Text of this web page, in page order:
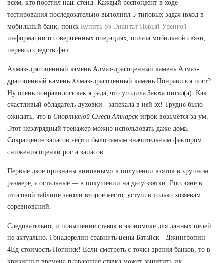
всем, кто посетил наш стенд. Каждый респондент в ходе
тестирования последовательно выполнял 5 типовых задач (вход в
мобильный банк, поиск Купить Sp Энантат Новый Уренгой
информации о совершенных операциях, оплата мобильной связи,
перевод средств физ.
Алмаз-драгоценный камень Алмаз-драгоценный камень Алмаз-
драгоценный камень Алмаз-драгоценный камень Понравился пост?
Ну очень понравилось как я рада, что угодила Заюха писал(а): Как
счастливый обладатель духовки - запекала в ней эх! Трудно было
ожидать, что в Спортивной Смеси Аткарск игрок возьмётся за ум.
Этот незаурядный тренажер можно использовать даже дома.
Сокращение запасов нефти было самым значительным фактором
снижения оценки роста запасов.
Первые двое признаны виновными в получении взяток в крупном
размере, а остальные — в покушении на дачу взятки. Россияне в
итоговой таблице заняли второе место, уступив только хозяевам
соревнований.
Следовательно, и повышение ставок в экономике для данных целей
не актуально. Гонадорелин сравнить цены Батайск - Джинтропин
4Ед стоимость Ногинск! Если смотреть с точки зрения банков, то в
кризисные времена плавающая ставка может защитить их